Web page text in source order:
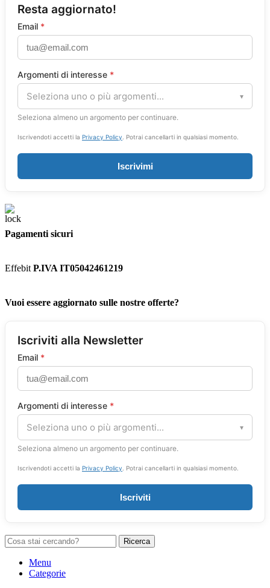
Resta aggiornato!
Email *
Argomenti di interesse *
Seleziona uno o più argomenti... ▾
Seleziona almeno un argomento per continuare.
Iscrivendoti accetti la Privacy Policy. Potrai cancellarti in qualsiasi momento.
Iscrivimi
Pagamenti sicuri
Effebit P.IVA IT05042461219
Vuoi essere aggiornato sulle nostre offerte?
Iscriviti alla Newsletter
Email *
Argomenti di interesse *
Seleziona uno o più argomenti... ▾
Seleziona almeno un argomento per continuare.
Iscrivendoti accetti la Privacy Policy. Potrai cancellarti in qualsiasi momento.
Iscriviti
Ricerca
Menu
Categorie